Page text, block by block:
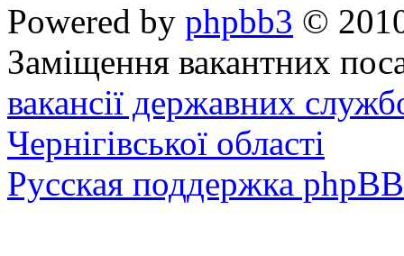
Powered by phpbb3 ©
Заміщення вакантних
вакансії державних
Чернігівської області
Русская поддержка phpBB